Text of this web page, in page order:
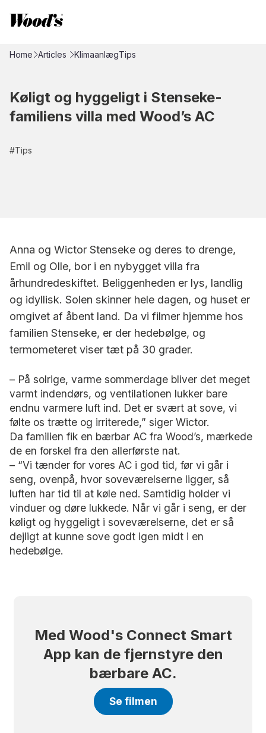
Home Articles KlimaanlægTips
Køligt og hyggeligt i Stenseke-
familiens villa med Wood’s AC
#Tips
Anna og Wictor Stenseke og deres to drenge,
Emil og Olle, bor i en nybygget villa fra
århundredeskiftet. Beliggenheden er lys, landlig
og idyllisk. Solen skinner hele dagen, og huset er
omgivet af åbent land. Da vi filmer hjemme hos
familien Stenseke, er der hedebølge, og
termometeret viser tæt på 30 grader.
– På solrige, varme sommerdage bliver det meget
varmt indendørs, og ventilationen lukker bare
endnu varmere luft ind. Det er svært at sove, vi
følte os trætte og irriterede,” siger Wictor.
Da familien fik en bærbar AC fra Wood’s, mærkede
de en forskel fra den allerførste nat.
– “Vi tænder for vores AC i god tid, før vi går i
seng, ovenpå, hvor soveværelserne ligger, så
luften har tid til at køle ned. Samtidig holder vi
vinduer og døre lukkede. Når vi går i seng, er der
køligt og hyggeligt i soveværelserne, det er så
dejligt at kunne sove godt igen midt i en
hedebølge.
Med Wood's Connect Smart
App kan de fjernstyre den
bærbare AC.
Se filmen